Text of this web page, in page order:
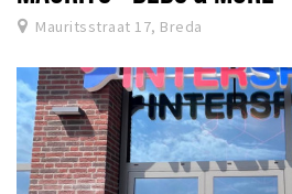
Mauritsstraat 17, Breda